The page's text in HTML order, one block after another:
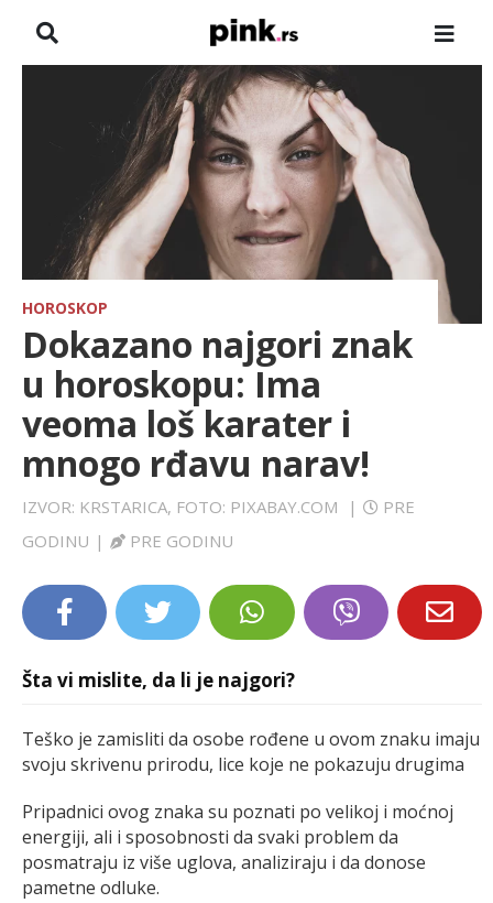
ZADRUGA
SHOWBIZ
HRONIKA
FARMERI
SPORT
HOROSKOP
Dokazano najgori znak
u horoskopu: Ima
veoma loš karater i
mnogo rđavu narav!
IZVOR: KRSTARICA, FOTO: PIXABAY.COM |
PRE
GODINU | PRE GODINU
Šta vi mislite, da li je najgori?
Teško je zamisliti da osobe rođene u ovom znaku imaju
svoju skrivenu prirodu, lice koje ne pokazuju drugima
Pripadnici ovog znaka su poznati po velikoj i moćnoj
energiji, ali i sposobnosti da svaki problem da
posmatraju iz više uglova, analiziraju i da donose
pametne odluke.